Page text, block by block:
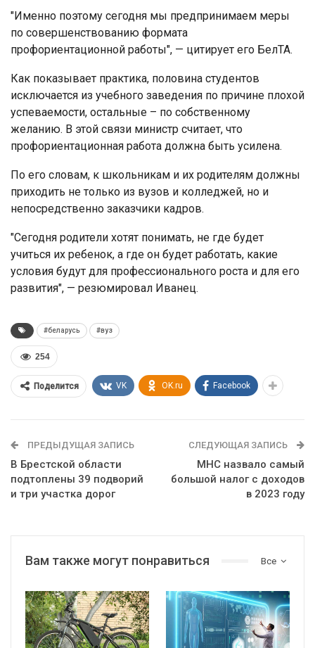
"Именно поэтому сегодня мы предпринимаем меры
по совершенствованию формата
профориентационной работы", — цитирует его БелТА.
Как показывает практика, половина студентов
исключается из учебного заведения по причине плохой
успеваемости, остальные – по собственному
желанию. В этой связи министр считает, что
профориентационная работа должна быть усилена.
По его словам, к школьникам и их родителям должны
приходить не только из вузов и колледжей, но и
непосредственно заказчики кадров.
"Сегодня родители хотят понимать, не где будет
учиться их ребенок, а где он будет работать, какие
условия будут для профессионального роста и для его
развития", — резюмировал Иванец.
#беларусь #вуз
254
Поделится VK OK.ru Facebook
ПРЕДЫДУЩАЯ ЗАПИСЬ
В Брестской области
подтоплены 39 подворий
и три участка дорог
СЛЕДУЮЩАЯ ЗАПИСЬ
МНС назвало самый
большой налог с доходов
в 2023 году
Все
Вам также могут понравиться